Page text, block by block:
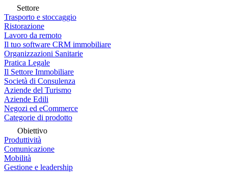
Settore
Trasporto e stoccaggio
Ristorazione
Lavoro da remoto
Il tuo software CRM immobiliare
Organizzazioni Sanitarie
Pratica Legale
Il Settore Immobiliare
Società di Consulenza
Aziende del Turismo
Aziende Edili
Negozi ed eCommerce
Categorie di prodotto
Obiettivo
Produttività
Comunicazione
Mobilità
Gestione e leadership